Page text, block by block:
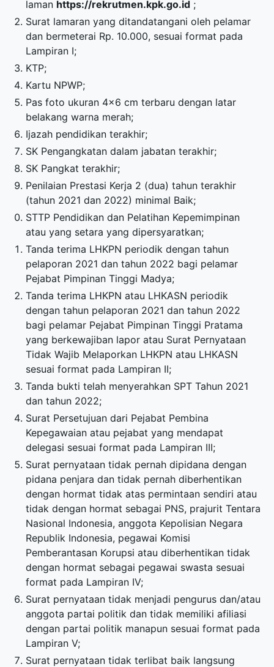
laman https://rekrutmen.kpk.go.id ;
Surat lamaran yang ditandatangani oleh pelamar
dan bermeterai Rp. 10.000, sesuai format pada
Lampiran I;
KTP;
Kartu NPWP;
Pas foto ukuran 4×6 cm terbaru dengan latar
belakang warna merah;
Ijazah pendidikan terakhir;
SK Pengangkatan dalam jabatan terakhir;
SK Pangkat terakhir;
Penilaian Prestasi Kerja 2 (dua) tahun terakhir
(tahun 2021 dan 2022) minimal Baik;
STTP Pendidikan dan Pelatihan Kepemimpinan
atau yang setara yang dipersyaratkan;
Tanda terima LHKPN periodik dengan tahun
pelaporan 2021 dan tahun 2022 bagi pelamar
Pejabat Pimpinan Tinggi Madya;
Tanda terima LHKPN atau LHKASN periodik
dengan tahun pelaporan 2021 dan tahun 2022
bagi pelamar Pejabat Pimpinan Tinggi Pratama
yang berkewajiban lapor atau Surat Pernyataan
Tidak Wajib Melaporkan LHKPN atau LHKASN
sesuai format pada Lampiran II;
Tanda bukti telah menyerahkan SPT Tahun 2021
dan tahun 2022;
Surat Persetujuan dari Pejabat Pembina
Kepegawaian atau pejabat yang mendapat
delegasi sesuai format pada Lampiran III;
Surat pernyataan tidak pernah dipidana dengan
pidana penjara dan tidak pernah diberhentikan
dengan hormat tidak atas permintaan sendiri atau
tidak dengan hormat sebagai PNS, prajurit Tentara
Nasional Indonesia, anggota Kepolisian Negara
Republik Indonesia, pegawai Komisi
Pemberantasan Korupsi atau diberhentikan tidak
dengan hormat sebagai pegawai swasta sesuai
format pada Lampiran IV;
Surat pernyataan tidak menjadi pengurus dan/atau
anggota partai politik dan tidak memiliki afiliasi
dengan partai politik manapun sesuai format pada
Lampiran V;
Surat pernyataan tidak terlibat baik langsung